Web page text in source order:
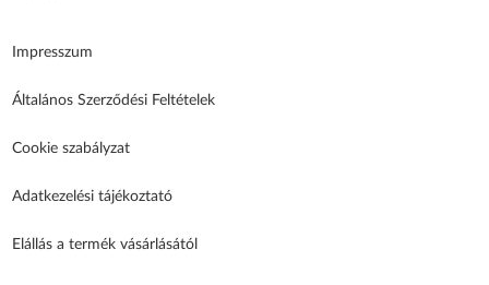
Impresszum
Általános Szerződési Feltételek
Cookie szabályzat
Adatkezelési tájékoztató
Elállás a termék vásárlásától